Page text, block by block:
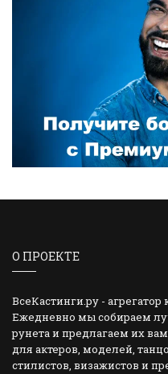
О ПРОЕКТЕ
ВсеКастинги.ру -
Ежедневно мы собираем
рунета и предлагаем их
для актеров, моделей,
стилистов, визажистов и